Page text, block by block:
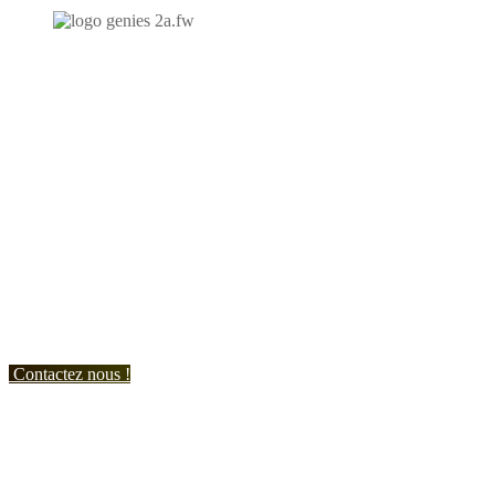
Contactez nous !